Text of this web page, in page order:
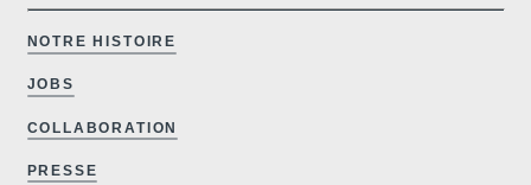
NOTRE HISTOIRE
JOBS
COLLABORATION
PRESSE